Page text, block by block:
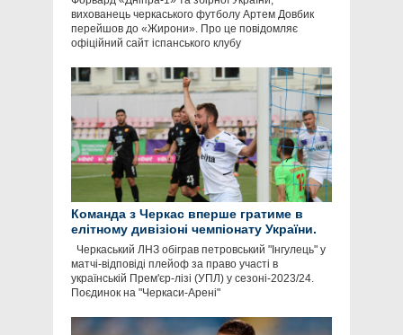
вихованець черкаського футболу Артем Довбик
перейшов до «Жирони». Про це повідомляє
офіційний сайт іспанського клубу
Команда з Черкас вперше гратиме в
елітному дивізіоні чемпіонату України.
Черкаський ЛНЗ обіграв петровський "Інгулець" у
матчі-відповіді плейоф за право участі в
українській Прем'єр-лізі (УПЛ) у сезоні-2023/24.
Поєдинок на "Черкаси-Арені"